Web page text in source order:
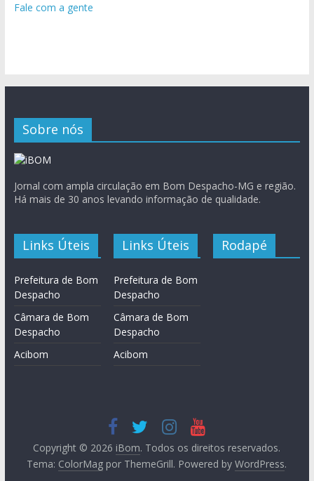
Fale com a gente
Sobre nós
Jornal com ampla circulação em Bom Despacho-MG e região.
Há mais de 30 anos levando informação de qualidade.
Links Úteis
Prefeitura de Bom
Despacho
Câmara de Bom
Despacho
Acibom
Links Úteis
Prefeitura de Bom
Despacho
Câmara de Bom
Despacho
Acibom
Rodapé
Copyright © 2026 iBom. Todos os direitos reservados.
Tema: ColorMag por ThemeGrill. Powered byWordPress.